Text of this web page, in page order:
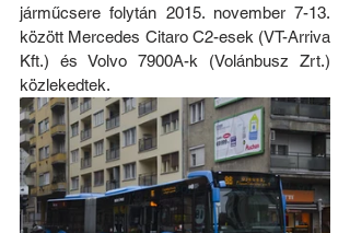
járműcsere folytán 2015. november 7-13.
között Mercedes Citaro C2-esek (VT-Arriva
Kft.) és Volvo 7900A-k (Volánbusz Zrt.)
közlekedtek.